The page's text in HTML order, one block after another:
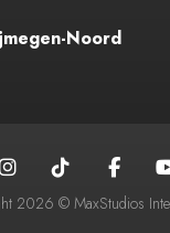
Noord
2026 © MaxStudios